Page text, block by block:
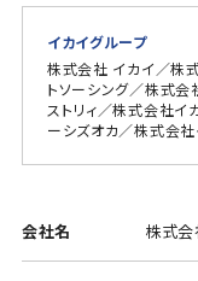
イカイグループ
株式会社 イカイ／株
トソーシング／株式会
ストリィ／株式会社
ーシズオカ／株式会社
会社名 株式会